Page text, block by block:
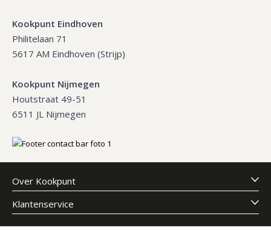
Kookpunt Eindhoven
Philitelaan 71
5617 AM Eindhoven (Strijp)
Kookpunt Nijmegen
Houtstraat 49-51
6511 JL Nijmegen
Over Kookpunt
Klantenservice